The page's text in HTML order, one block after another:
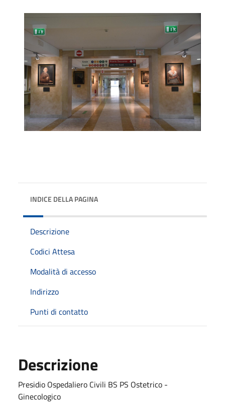
INDICE DELLA PAGINA
Descrizione
Codici Attesa
Modalità di accesso
Indirizzo
Punti di contatto
Descrizione
Presidio Ospedaliero Civili BS PS Ostetrico -
Ginecologico